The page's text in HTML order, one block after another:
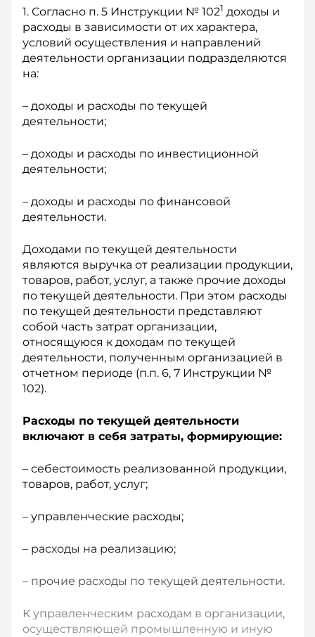
1. Согласно п. 5 Инструкции № 1021 доходы и
расходы в зависимости от их характера,
условий осуществления и направлений
деятельности организации подразделяются
на:
– доходы и расходы по текущей
деятельности;
– доходы и расходы по инвестиционной
деятельности;
– доходы и расходы по финансовой
деятельности.
Доходами по текущей деятельности
являются выручка от реализации продукции,
товаров, работ, услуг, а также прочие доходы
по текущей деятельности. При этом расходы
по текущей деятельности представляют
собой часть затрат организации,
относящуюся к доходам по текущей
деятельности, полученным организацией в
отчетном периоде (п.п. 6, 7 Инструкции №
102).
Расходы по текущей деятельности
включают в себя затраты, формирующие:
– себестоимость реализованной продукции,
товаров, работ, услуг;
– управленческие расходы;
– расходы на реализацию;
– прочие расходы по текущей деятельности.
К управленческим расходам в организации,
осуществляющей промышленную и иную